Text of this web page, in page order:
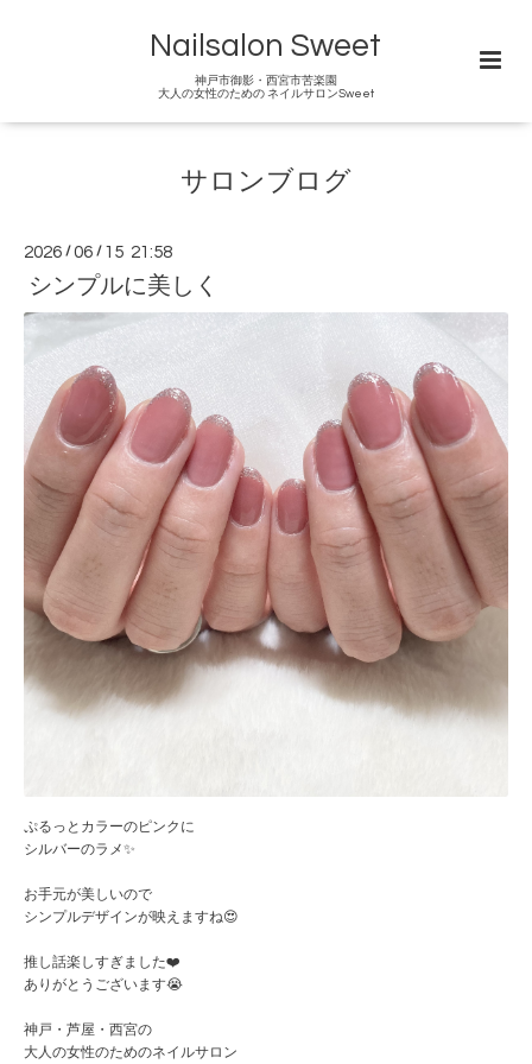
Nailsalon Sweet
神戸市御影・西宮市苦楽園
大人の女性のための ネイルサロンSweet
サロンブログ
2026 /06 / 15 21:58
シンプルに美しく
ぷるっとカラーのピンクに
シルバーのラメ✨
お手元が美しいので
シンプルデザインが映えますね😍
推し話楽しすぎました❤️
ありがとうございます😭
神戸・芦屋・西宮の
大人の女性のためのネイルサロン